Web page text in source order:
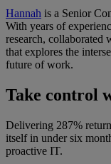
Hannah is a Senior
With years of
research, collaborated
that explores the
future of work.
Take control
Delivering 287%
itself in under six
proactive IT.